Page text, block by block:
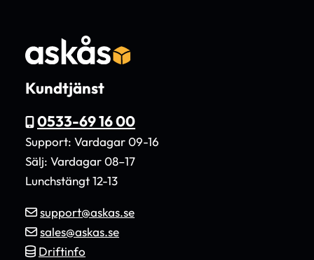
Kundtjänst
0533-69 16 00
Support: Vardagar 09-16
Sälj: Vardagar 08–17
Lunchstängt 12-13
support@askas.se
sales@askas.se
Driftinfo